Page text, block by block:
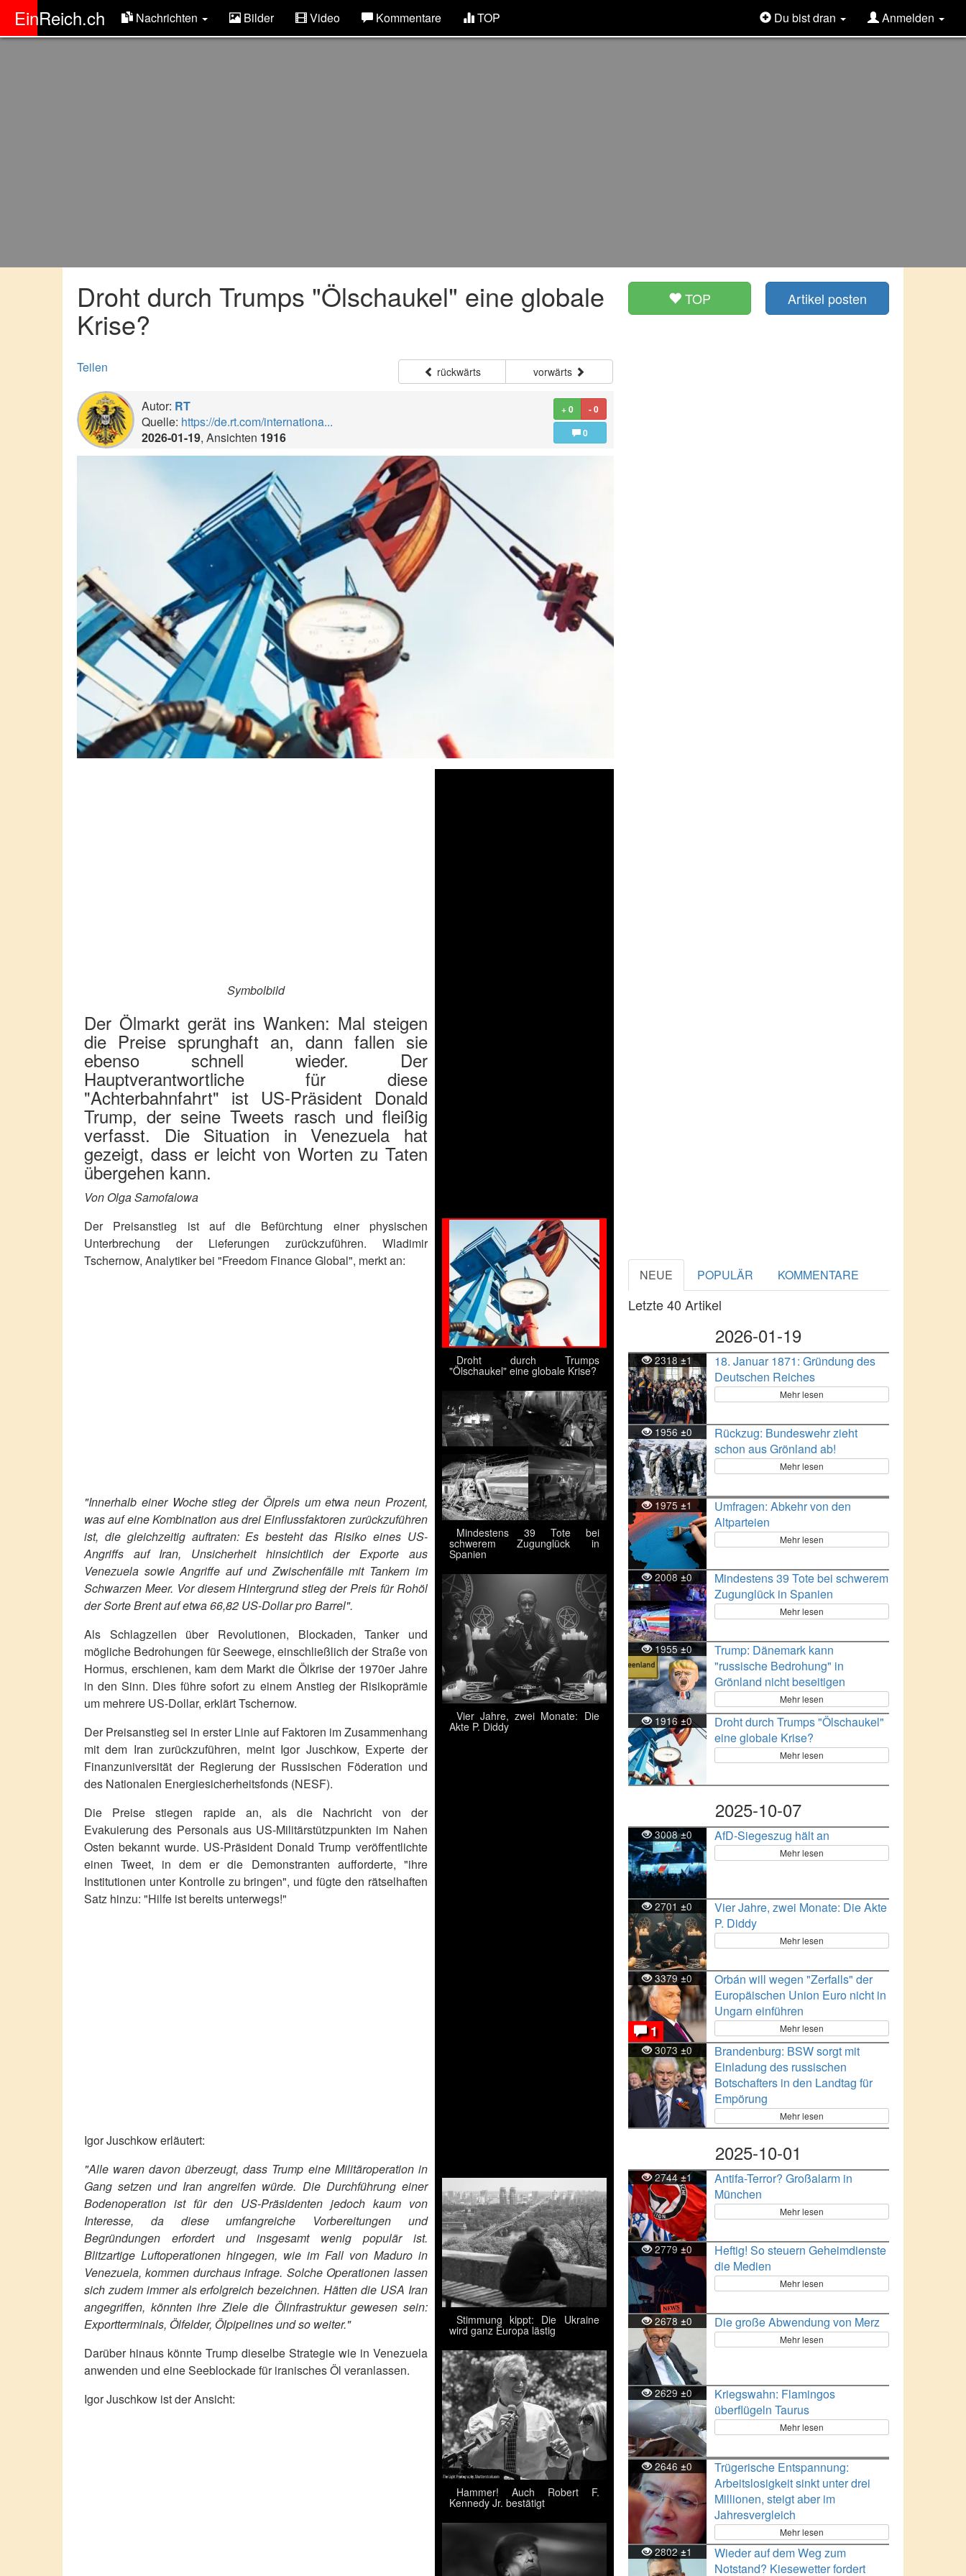
EinReich.ch Nachrichten Bilder Video Kommentare TOP Du bist dran Anmelden
ER
Droht durch Trumps "Ölschaukel" eine globale
Krise?
Teilen rückwärts vorwärts
+ 0
- 0
0
Autor: RT
Quelle: https://de.rt.com/internationa...
2026-01-19, Ansichten 1916
Symbolbild
Der Ölmarkt gerät ins Wanken: Mal steigen
die Preise sprunghaft an, dann fallen sie
ebenso schnell wieder. Der
Hauptverantwortliche für diese
"Achterbahnfahrt" ist US-Präsident Donald
Trump, der seine Tweets rasch und fleißig
verfasst. Die Situation in Venezuela hat
gezeigt, dass er leicht von Worten zu Taten
übergehen kann.
Von Olga Samofalowa
Der Preisanstieg ist auf die Befürchtung einer physischen
Unterbrechung der Lieferungen zurückzuführen. Wladimir
Tschernow, Analytiker bei "Freedom Finance Global", merkt an:
"Innerhalb einer Woche stieg der Ölpreis um etwa neun Prozent,
was auf eine Kombination aus drei Einflussfaktoren zurückzuführen
ist, die gleichzeitig auftraten: Es besteht das Risiko eines US-
Angriffs auf Iran, Unsicherheit hinsichtlich der Exporte aus
Venezuela sowie Angriffe auf und Zwischenfälle mit Tankern im
Schwarzen Meer. Vor diesem Hintergrund stieg der Preis für Rohöl
der Sorte Brent auf etwa 66,82 US-Dollar pro Barrel".
Als Schlagzeilen über Revolutionen, Blockaden, Tanker und
mögliche Bedrohungen für Seewege, einschließlich der Straße von
Hormus, erschienen, kam dem Markt die Ölkrise der 1970er Jahre
in den Sinn. Dies führe sofort zu einem Anstieg der Risikoprämie
um mehrere US-Dollar, erklärt Tschernow.
Der Preisanstieg sei in erster Linie auf Faktoren im Zusammenhang
mit dem Iran zurückzuführen, meint Igor Juschkow, Experte der
Finanzuniversität der Regierung der Russischen Föderation und
des Nationalen Energiesicherheitsfonds (NESF).
Die Preise stiegen rapide an, als die Nachricht von der
Evakuierung des Personals aus US-Militärstützpunkten im Nahen
Osten bekannt wurde. US-Präsident Donald Trump veröffentlichte
einen Tweet, in dem er die Demonstranten aufforderte, "ihre
Institutionen unter Kontrolle zu bringen", und fügte den rätselhaften
Satz hinzu: "Hilfe ist bereits unterwegs!"
Igor Juschkow erläutert:
"Alle waren davon überzeugt, dass Trump eine Militäroperation in
Gang setzen und Iran angreifen würde. Die Durchführung einer
Bodenoperation ist für den US-Präsidenten jedoch kaum von
Interesse, da diese umfangreiche Vorbereitungen und
Begründungen erfordert und insgesamt wenig populär ist.
Blitzartige Luftoperationen hingegen, wie im Fall von Maduro in
Venezuela, kommen durchaus infrage. Solche Operationen lassen
sich zudem immer als erfolgreich bezeichnen. Hätten die USA Iran
angegriffen, könnten ihre Ziele die Ölinfrastruktur gewesen sein:
Exportterminals, Ölfelder, Ölpipelines und so weiter."
Darüber hinaus könnte Trump dieselbe Strategie wie in Venezuela
anwenden und eine Seeblockade für iranisches Öl veranlassen.
Igor Juschkow ist der Ansicht:
Droht durch Trumps
"Ölschaukel" eine globale Krise?
Mindestens 39 Tote bei
schwerem Zugunglück in
Spanien
Vier Jahre, zwei Monate: Die
Akte P. Diddy
Stimmung kippt: Die Ukraine
wird ganz Europa lästig
Hammer! Auch Robert F.
Kennedy Jr. bestätigt
TOP Artikel posten
NEUE POPULÄR KOMMENTARE
Letzte 40 Artikel
2026-01-19
2318±1
18. Januar 1871: Gründung des
Deutschen Reiches
Mehr lesen
1956±0
Rückzug: Bundeswehr zieht
schon aus Grönland ab!
Mehr lesen
1975±1
Umfragen: Abkehr von den
Altparteien
Mehr lesen
2008±0
Mindestens 39 Tote bei schwerem
Zugunglück in Spanien
Mehr lesen
1955±0
Trump: Dänemark kann
"russische Bedrohung" in
Grönland nicht beseitigen
Mehr lesen
1916±0
Droht durch Trumps "Ölschaukel"
eine globale Krise?
Mehr lesen
2025-10-07
3008±0 AfD-Siegeszug hält an
Mehr lesen
2701±0
Vier Jahre, zwei Monate: Die Akte
P. Diddy
Mehr lesen
3379±0
1
Orbán will wegen "Zerfalls" der
Europäischen Union Euro nicht in
Ungarn einführen
Mehr lesen
3073±0
Brandenburg: BSW sorgt mit
Einladung des russischen
Botschafters in den Landtag für
Empörung
Mehr lesen
2025-10-01
2744±1
Antifa-Terror? Großalarm in
München
Mehr lesen
2779±0
Heftig! So steuern Geheimdienste
die Medien
Mehr lesen
2678±0 Die große Abwendung von Merz
Mehr lesen
2629±0
Kriegswahn: Flamingos
überflügeln Taurus
Mehr lesen
2646±0
Trügerische Entspannung:
Arbeitslosigkeit sinkt unter drei
Millionen, steigt aber im
Jahresvergleich
Mehr lesen
2802±1
Wieder auf dem Weg zum
Notstand? Kiesewetter fordert